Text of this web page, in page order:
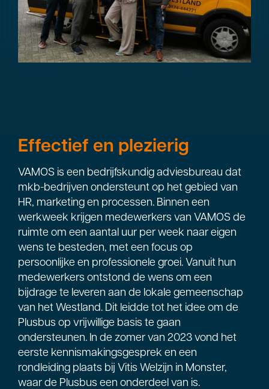
Effectief en plezierig
VAMOS is een bedrijfskundig adviesbureau dat
mkb-bedrijven ondersteunt op het gebied van
HR, marketing en processen. Binnen een
werkweek krijgen medewerkers van VAMOS de
ruimte om een aantal uur per week naar eigen
wens te besteden, met een focus op
persoonlijke en professionele groei. Vanuit hun
medewerkers ontstond de wens om een
bijdrage te leveren aan de lokale gemeenschap
van het Westland. Dit leidde tot het idee om de
Plusbus op vrijwillige basis te gaan
ondersteunen. In de zomer van 2023 vond het
eerste kennismakingsgesprek en een
rondleiding plaats bij Vitis Welzijn in Monster,
waar de Plusbus een onderdeel van is.